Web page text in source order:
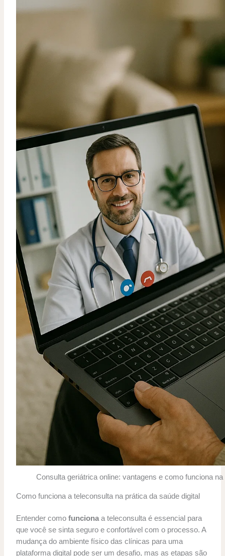
Consulta geriátrica online: vantagens e como funciona
Como funciona a teleconsulta na prática da saúde digital
Entender como funcionaa teleconsulta é essencial para
que você se sinta seguro e confortável com o processo. A
mudança do ambiente físico das clínicas para uma
plataforma digital pode ser um desafio, mas as etapas são